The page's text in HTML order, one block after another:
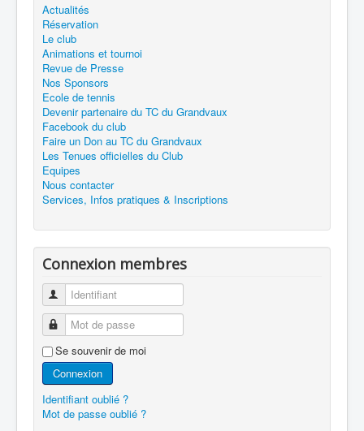
Actualités
Réservation
Le club
Animations et tournoi
Revue de Presse
Nos Sponsors
Ecole de tennis
Devenir partenaire du TC du Grandvaux
Facebook du club
Faire un Don au TC du Grandvaux
Les Tenues officielles du Club
Equipes
Nous contacter
Services, Infos pratiques & Inscriptions
Connexion membres
Identifiant
Mot de passe
Se souvenir de moi
Connexion
Identifiant oublié ?
Mot de passe oublié ?